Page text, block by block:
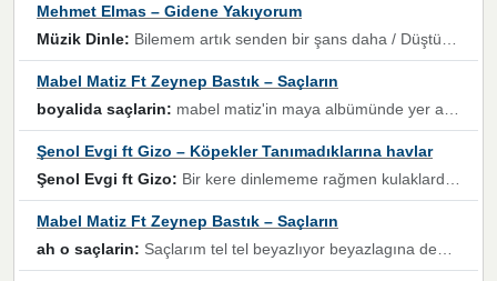
Mehmet Elmas – Gidene Yakıyorum
Müzik Dinle: Bilemem artık senden bir şans daha / Düştüğün zaman ben olmayacağım yanında” dizeleri, artık geçmişin tekrarına izin verilmeyeceğini, kişisel sınırların çizildiğini gösteriyor.
Mabel Matiz Ft Zeynep Bastık – Saçların
boyalida saçlarin: mabel matiz'in maya albümünde yer alan güzellerden. parça da şarkı hani! müzikal altyapısına vurulduğum, sözlerinde kaybolduğum bir parça olmuş.
Şenol Evgi ft Gizo – Köpekler Tanımadıklarına havlar
Şenol Evgi ft Gizo: Bir kere dinlememe rağmen kulaklardan gitmiyor sen sen sen sen kurban ol sen sen sen sen hayran ol yükses ses müzik dinleme sebebisiniz canlar bomba gibi patladınız maşallah
Mabel Matiz Ft Zeynep Bastık – Saçların
ah o saçlarin: Saçlarım tel tel beyazlıyor beyazlagına degil yanımda sen yoksun ona üzülüyorum günler bir bir geçiyor geçen günlere değil sensiz geçen günlere darılıyorum,Dinledikce asla kavusamayacagim ama asla unutamicagim sevdiğim adam için yanar içim